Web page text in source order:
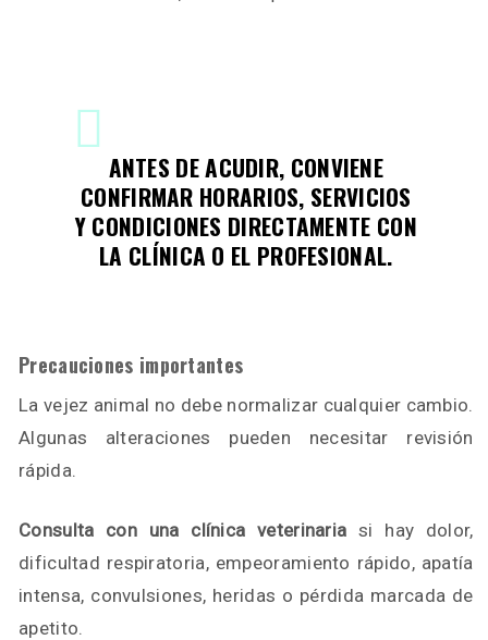
ANTES DE ACUDIR, CONVIENE
CONFIRMAR HORARIOS, SERVICIOS
Y CONDICIONES DIRECTAMENTE CON
LA CLÍNICA O EL PROFESIONAL.
Precauciones importantes
La vejez animal no debe normalizar cualquier cambio.
Algunas alteraciones pueden necesitar revisión
rápida.
Consulta con una clínica veterinaria si hay dolor,
dificultad respiratoria, empeoramiento rápido, apatía
intensa, convulsiones, heridas o pérdida marcada de
apetito.